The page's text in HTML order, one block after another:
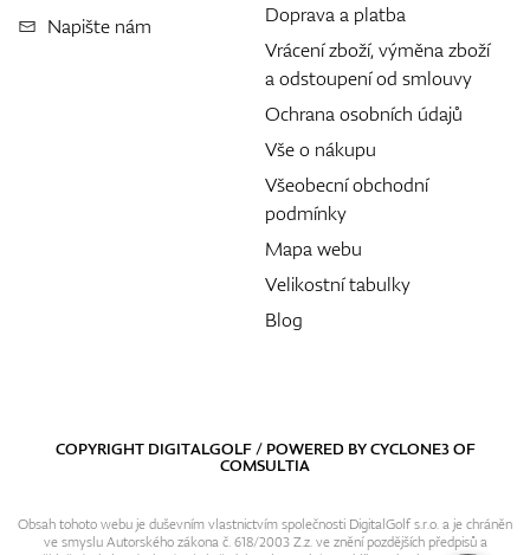
Napište nám
Doprava a platba
Vrácení zboží, výměna zboží
a odstoupení od smlouvy
Ochrana osobních údajů
Vše o nákupu
Všeobecní obchodní
podmínky
Mapa webu
Velikostní tabulky
Blog
COPYRIGHT DIGITALGOLF / POWERED BYCYCLONE3OF
COMSULTIA
Obsah tohoto webu je duševním vlastnictvím společnosti DigitalGolf s.r.o. a je chráněn
ve smyslu Autorského zákona č. 618/2003 Z.z. ve znění pozdějších předpisů a